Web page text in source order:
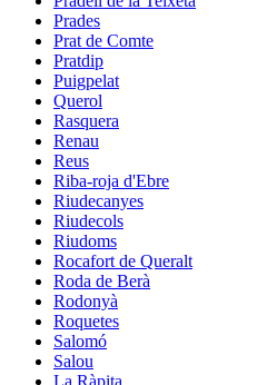
Prades
Prat de Comte
Pratdip
Puigpelat
Querol
Rasquera
Renau
Reus
Riba-roja d'Ebre
Riudecanyes
Riudecols
Riudoms
Rocafort de Queralt
Roda de Berà
Rodonyà
Roquetes
Salomó
Salou
La Ràpita